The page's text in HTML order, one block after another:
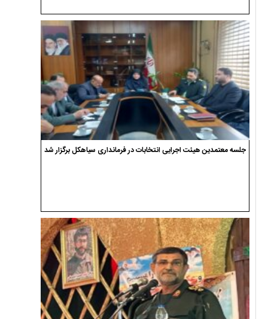
جلسه معتمدین هیئت اجرایی انتخابات در فرمانداری سیاهکل برگزار شد